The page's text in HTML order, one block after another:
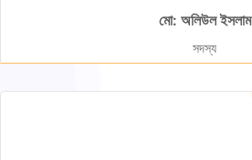
মো: অলিউল ইসলাম
সদস্য